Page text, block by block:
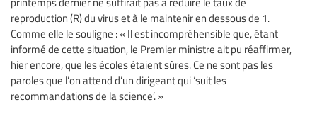
reproduction (R) du virus et à le maintenir en dessous de 1.
Comme elle le souligne : « Il est incompréhensible que, étant
informé de cette situation, le Premier ministre ait pu réaffirmer,
hier encore, que les écoles étaient sûres. Ce ne sont pas les
paroles que l’on attend d’un dirigeant qui ‘suit les
recommandations de la science’. »